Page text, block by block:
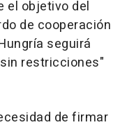
el objetivo del
de cooperación
seguirá
restricciones"
de firmar